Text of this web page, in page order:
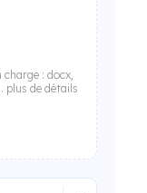
: docx,
plus de détails